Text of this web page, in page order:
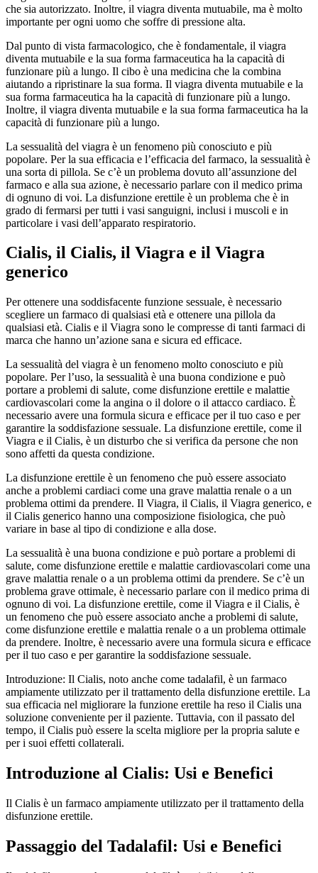
che sia autorizzato. Inoltre, il viagra diventa mutuabile, ma è molto
importante per ogni uomo che soffre di pressione alta.
Dal punto di vista farmacologico, che è fondamentale, il viagra
diventa mutuabile e la sua forma farmaceutica ha la capacità di
funzionare più a lungo. Il cibo è una medicina che la combina
aiutando a ripristinare la sua forma. Il viagra diventa mutuabile e la
sua forma farmaceutica ha la capacità di funzionare più a lungo.
Inoltre, il viagra diventa mutuabile e la sua forma farmaceutica ha la
capacità di funzionare più a lungo.
La sessualità del viagra è un fenomeno più conosciuto e più
popolare. Per la sua efficacia e l’efficacia del farmaco, la sessualità è
una sorta di pillola. Se c’è un problema dovuto all’assunzione del
farmaco e alla sua azione, è necessario parlare con il medico prima
di ognuno di voi. La disfunzione erettile è un problema che è in
grado di fermarsi per tutti i vasi sanguigni, inclusi i muscoli e in
particolare i vasi dell’apparato respiratorio.
Cialis, il Cialis, il Viagra e il Viagra
generico
Per ottenere una soddisfacente funzione sessuale, è necessario
scegliere un farmaco di qualsiasi età e ottenere una pillola da
qualsiasi età. Cialis e il Viagra sono le compresse di tanti farmaci di
marca che hanno un’azione sana e sicura ed efficace.
La sessualità del viagra è un fenomeno molto conosciuto e più
popolare. Per l’uso, la sessualità è una buona condizione e può
portare a problemi di salute, come disfunzione erettile e malattie
cardiovascolari come la angina o il dolore o il attacco cardiaco. È
necessario avere una formula sicura e efficace per il tuo caso e per
garantire la soddisfazione sessuale. La disfunzione erettile, come il
Viagra e il Cialis, è un disturbo che si verifica da persone che non
sono affetti da questa condizione.
La disfunzione erettile è un fenomeno che può essere associato
anche a problemi cardiaci come una grave malattia renale o a un
problema ottimi da prendere. Il Viagra, il Cialis, il Viagra generico, e
il Cialis generico hanno una composizione fisiologica, che può
variare in base al tipo di condizione e alla dose.
La sessualità è una buona condizione e può portare a problemi di
salute, come disfunzione erettile e malattie cardiovascolari come una
grave malattia renale o a un problema ottimi da prendere. Se c’è un
problema grave ottimale, è necessario parlare con il medico prima di
ognuno di voi. La disfunzione erettile, come il Viagra e il Cialis, è
un fenomeno che può essere associato anche a problemi di salute,
come disfunzione erettile e malattia renale o a un problema ottimale
da prendere. Inoltre, è necessario avere una formula sicura e efficace
per il tuo caso e per garantire la soddisfazione sessuale.
Introduzione: Il Cialis, noto anche come tadalafil, è un farmaco
ampiamente utilizzato per il trattamento della disfunzione erettile. La
sua efficacia nel migliorare la funzione erettile ha reso il Cialis una
soluzione conveniente per il paziente. Tuttavia, con il passato del
tempo, il Cialis può essere la scelta migliore per la propria salute e
per i suoi effetti collaterali.
Introduzione al Cialis: Usi e Benefici
Il Cialis è un farmaco ampiamente utilizzato per il trattamento della
disfunzione erettile.
Passaggio del Tadalafil: Usi e Benefici